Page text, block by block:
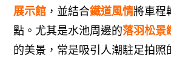
展示館 ，並結合鐵道風情將車程
點。尤其是水池周邊的落羽松景
的美景，常是吸引人潮駐足拍照